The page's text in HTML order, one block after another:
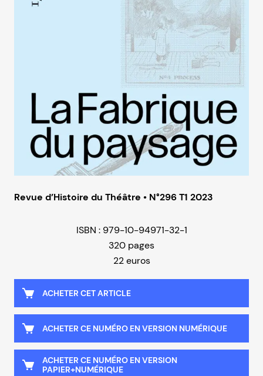
Revue d’Histoire du Théâtre • N°296 T1 2023
ISBN : 979-10-94971-32-1
320 pages
22 euros
ACHETER CET ARTICLE
ACHETER CE NUMÉRO EN VERSION NUMÉRIQUE
ACHETER CE NUMÉRO EN VERSION
PAPIER+NUMÉRIQUE